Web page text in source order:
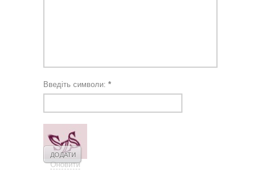
Введіть символи: *
Оновити